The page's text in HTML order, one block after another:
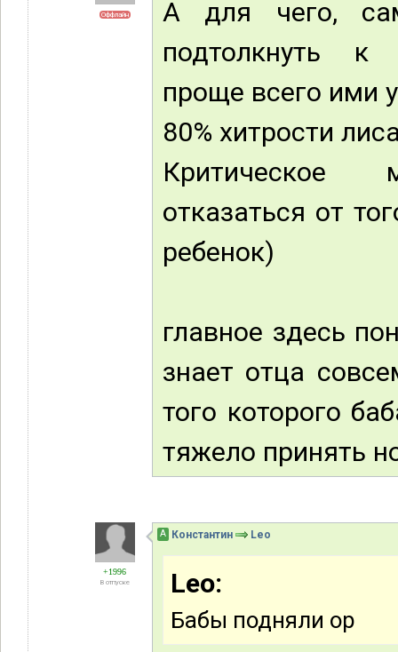
Оффлайн
А для чего,
подтолкнуть к
проще всего ими
80% хитрости
Критическое
отказаться от
ребенок)
главное здесь
знает отца
того которого
тяжело принять
+1996
В отпуске
А Константин Leo
Leo:
Бабы подняли ор